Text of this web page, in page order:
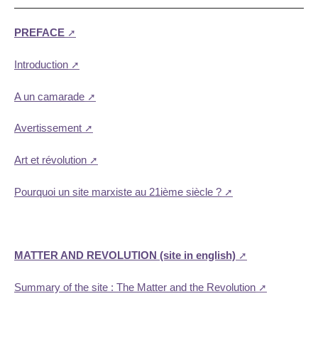
PREFACE
Introduction
A un camarade
Avertissement
Art et révolution
Pourquoi un site marxiste au 21ième siècle ?
MATTER AND REVOLUTION (site in english)
Summary of the site : The Matter and the Revolution